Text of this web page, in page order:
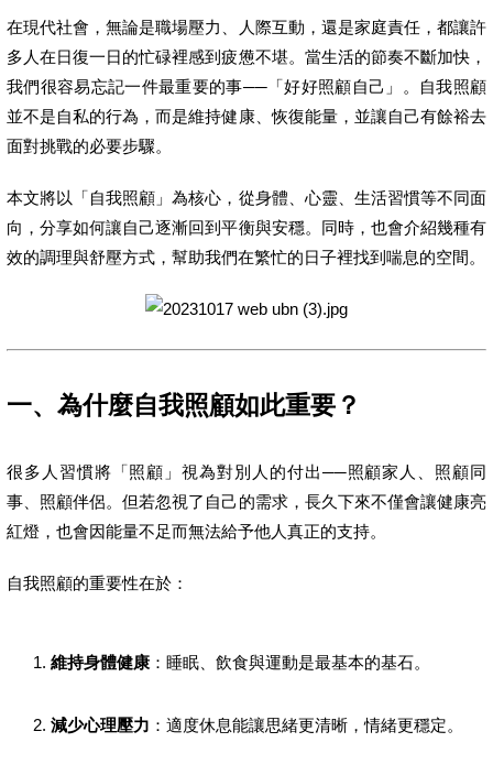
在現代社會，無論是職場壓力、人際互動，還是家庭責任，都讓許
多人在日復一日的忙碌裡感到疲憊不堪。當生活的節奏不斷加快，
我們很容易忘記一件最重要的事──「好好照顧自己」。自我照顧
並不是自私的行為，而是維持健康、恢復能量，並讓自己有餘裕去
面對挑戰的必要步驟。
本文將以「自我照顧」為核心，從身體、心靈、生活習慣等不同面
向，分享如何讓自己逐漸回到平衡與安穩。同時，也會介紹幾種有
效的調理與舒壓方式，幫助我們在繁忙的日子裡找到喘息的空間。
一、為什麼自我照顧如此重要？
很多人習慣將「照顧」視為對別人的付出──照顧家人、照顧同
事、照顧伴侶。但若忽視了自己的需求，長久下來不僅會讓健康亮
紅燈，也會因能量不足而無法給予他人真正的支持。
自我照顧的重要性在於：
維持身體健康：睡眠、飲食與運動是最基本的基石。
減少心理壓力 ：適度休息能讓思緒更清晰，情緒更穩定。